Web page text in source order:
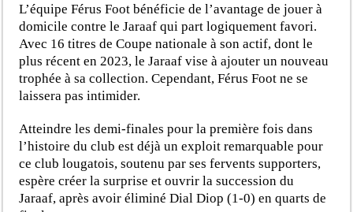
L’équipe Férus Foot bénéficie de l’avantage de jouer à
domicile contre le Jaraaf qui part logiquement favori.
Avec 16 titres de Coupe nationale à son actif, dont le
plus récent en 2023, le Jaraaf vise à ajouter un nouveau
trophée à sa collection. Cependant, Férus Foot ne se
laissera pas intimider.
Atteindre les demi-finales pour la première fois dans
l’histoire du club est déjà un exploit remarquable pour
ce club lougatois, soutenu par ses fervents supporters,
espère créer la surprise et ouvrir la succession du
Jaraaf, après avoir éliminé Dial Diop (1-0) en quarts de